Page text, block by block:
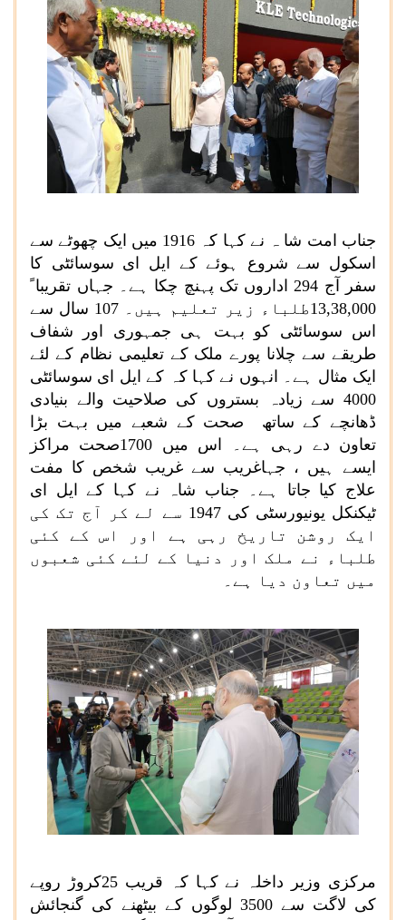
جناب امت شا ہ نے کہا کہ 1916 میں ایک چھوٹے سے
اسکول سے شروع ہوئے کے ایل ای سوسائٹی کا
سفر آج 294 اداروں تک پہنچ چکا ہے۔ جہاں تقریبا ً
13,38,000
طلباء زیر تعلیم ہیں۔ 107 سال سے
اس سوسائٹی کو بہت ہی جمہوری اور شفاف
طریقے سے چلانا پورے ملک کے تعلیمی نظام کے لئے
ایک مثال ہے۔ انہوں نے کہا کہ کے ایل ای سوسائٹی
4000 سے زیادہ بستروں کی صلاحیت والے بنیادی
ڈھانچے کے ساتھ صحت کے شعبے میں بہت بڑا
تعاون دے رہی ہے۔ اس میں 1700صحت مراکز
ایسے ہیں ، جہاغریب سے غریب شخص کا مفت
علاج کیا جاتا ہے۔ جناب شاہ نے کہا کے ایل ای
ٹیکنکل یونیورسٹی کی 1947 سے لے کر آج تک کی
ایک روشن تاریخ رہی ہے اور اس کے کئی
طلباء نے ملک اور دنیا کے لئے کئی شعبوں
میں تعاون دیا ہے۔
مرکزی وزیر داخلہ نے کہا کہ قریب 25کروڑ روپے
کی لاگت سے 3500 لوگوں کے بیٹھنے کی گنجائش